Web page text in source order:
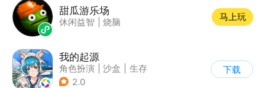
甜瓜游乐场
休闲益智 烧脑
马上玩
我的起源
角色扮演 沙盒
生存
| 开放世界
2.0
下载